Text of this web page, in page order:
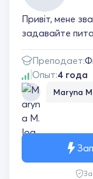
Привіт, мене
задавайте
Преподает:
Опыт:4 года
Maryna
себе
його